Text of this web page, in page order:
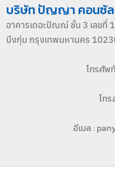
บริษัท ปัญญา คอนซัล
อาคารเดอะปัณณ์ ชั้น 3 เลขที่
บึงกุ่ม กรุงเทพมหานคร
โทรศัพ
โทร
อีเมล :